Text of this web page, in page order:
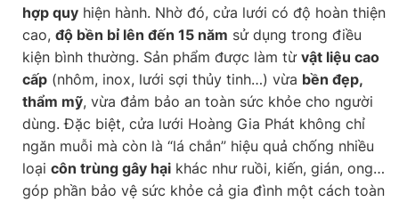
hợp quy hiện hành. Nhờ đó, cửa lưới có độ hoàn thiện
cao, độ bền bỉ lên đến 15 năm sử dụng trong điều
kiện bình thường. Sản phẩm được làm từ vật liệu cao
cấp (nhôm, inox, lưới sợi thủy tinh…) vừa bền đẹp,
thẩm mỹ, vừa đảm bảo an toàn sức khỏe cho người
dùng. Đặc biệt, cửa lưới Hoàng Gia Phát không chỉ
ngăn muỗi mà còn là “lá chắn” hiệu quả chống nhiều
loại côn trùng gây hại khác như ruồi, kiến, gián, ong…
góp phần bảo vệ sức khỏe cả gia đình một cách toàn